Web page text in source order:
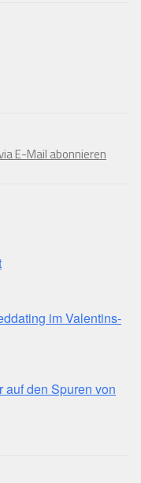
E-Mail abonnieren
im Valentins-
auf den Spuren von